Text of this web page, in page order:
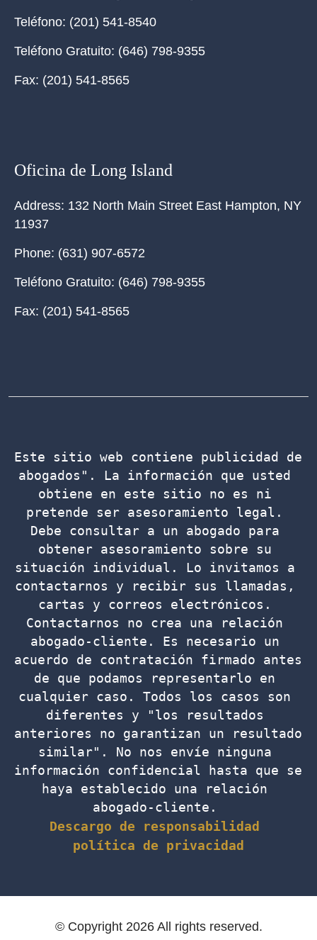
Teléfono: (201) 541-8540
Teléfono Gratuito: (646) 798-9355
Fax: (201) 541-8565
Oficina de Long Island
Address: 132 North Main Street East Hampton, NY
11937
Phone: (631) 907-6572
Teléfono Gratuito: (646) 798-9355
Fax: (201) 541-8565
Este sitio web contiene publicidad de
abogados". La información que usted
obtiene en este sitio no es ni
pretende ser asesoramiento legal.
Debe consultar a un abogado para
obtener asesoramiento sobre su
situación individual. Lo invitamos a
contactarnos y recibir sus llamadas,
cartas y correos electrónicos.
Contactarnos no crea una relación
abogado-cliente. Es necesario un
acuerdo de contratación firmado antes
de que podamos representarlo en
cualquier caso. Todos los casos son
diferentes y "los resultados
anteriores no garantizan un resultado
similar". No nos envíe ninguna
información confidencial hasta que se
haya establecido una relación
abogado-cliente.
Descargo de responsabilidad
política de privacidad
© Copyright 2026 All rights reserved.